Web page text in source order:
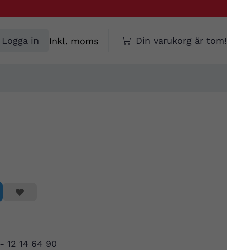
Logga in
Välj
Din varukorg är tom!
12 14 64 90